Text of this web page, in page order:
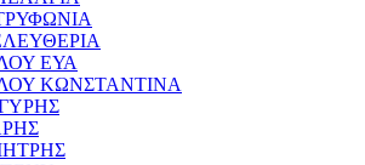
ΕΥΑ
ΚΩΝΣΤΑΝΤΙΝΑ